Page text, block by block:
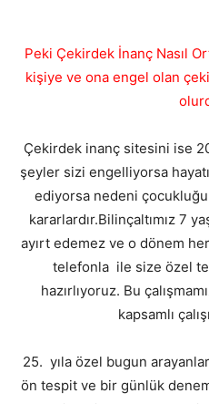
Peki Çekirdek İnanç Nasıl
kişiye ve ona engel olan
Çekirdek inanç sitesini ise
şeyler sizi engelliyorsa
ediyorsa nedeni
kararlardır.Bilinçaltımız 7
ayırt edemez ve o dönem
telefonla ile size özel
hazırlıyoruz. Bu
kapsamlı
25. yıla özel bugun
ön tespit ve bir günlük